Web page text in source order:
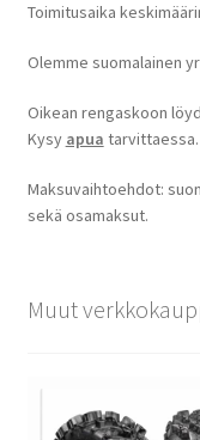
Toimitusaika
Olemme suomalainen
Oikean rengaskoon
Kysy apua tarvittaessa.
Maksuvaihtoehdot:
sekä osamaksut.
Muut